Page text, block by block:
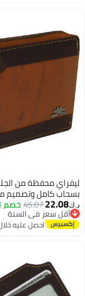
الجلد الطبيعي
مميز راست
خصم 51%
عليه خلال 14 - 15